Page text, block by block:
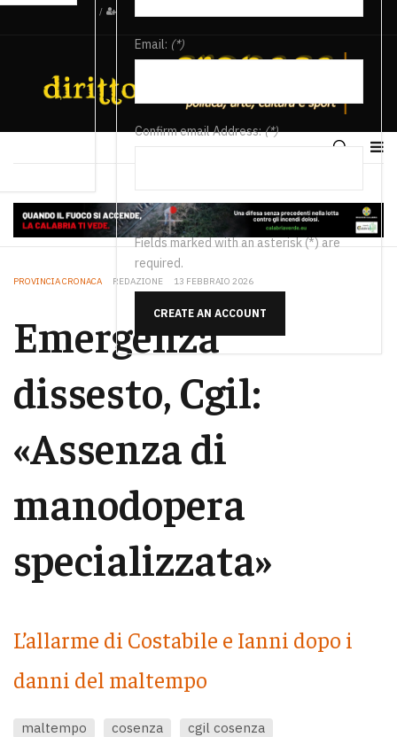
/
Email: (*)
Confirm email Address:(*)
Fields marked with an asterisk (*) are
required.
CREATE AN ACCOUNT
PROVINCIA CRONACA REDAZIONE 13 FEBBRAIO 2026
Emergenza
dissesto, Cgil:
«Assenza di
manodopera
specializzata»
L’allarme di Costabile e Ianni dopo i
danni del maltempo
maltempo cosenza
cgil cosenza